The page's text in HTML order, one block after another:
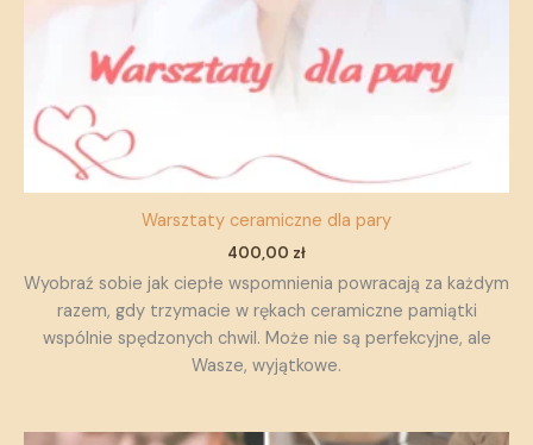
Warsztaty ceramiczne dla pary
400,00 zł
Wyobraź sobie jak ciepłe wspomnienia powracają za każdym
razem, gdy trzymacie w rękach ceramiczne pamiątki
wspólnie spędzonych chwil. Może nie są perfekcyjne, ale
Wasze, wyjątkowe.